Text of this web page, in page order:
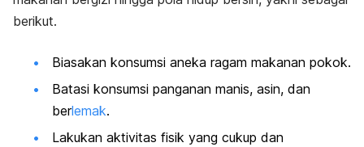
berikut.
Biasakan konsumsi aneka ragam makanan pokok.
Batasi konsumsi panganan manis, asin, dan
berlemak.
Lakukan aktivitas fisik yang cukup dan